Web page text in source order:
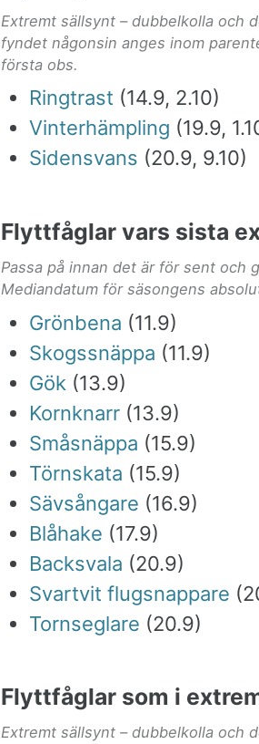
Extremt sällsynt – dubbelkolla och
fyndet någonsin anges inom
första obs.
Ringtrast (14.9, 2.10)
Vinterhämpling (19.9,
Sidensvans (20.9, 9.10)
Flyttfåglar vars sista
Passa på innan det är för sent och
Mediandatum för säsongens
Grönbena (11.9)
Skogssnäppa (11.9)
Gök (13.9)
Kornknarr (13.9)
Småsnäppa (15.9)
Törnskata (15.9)
Sävsångare (16.9)
Blåhake (17.9)
Backsvala (20.9)
Svartvit flugsnappare
Tornseglare (20.9)
Flyttfåglar som i
Extremt sällsynt – dubbelkolla och